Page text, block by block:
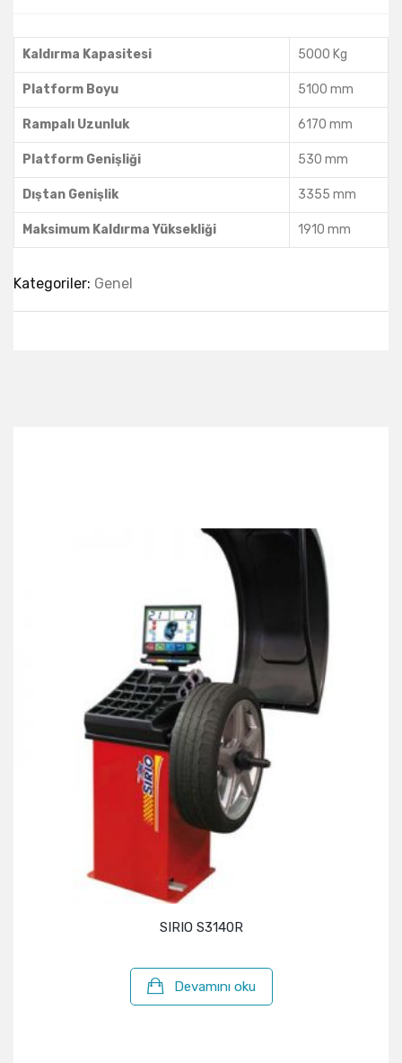
Kaldırma Kapasitesi 5000 Kg
Platform Boyu 5100 mm
Rampalı Uzunluk 6170 mm
Platform Genişliği 530 mm
Dıştan Genişlik 3355 mm
Maksimum Kaldırma Yüksekliği 1910 mm
Kategoriler: Genel
SIRIO S3140R
Devamını oku